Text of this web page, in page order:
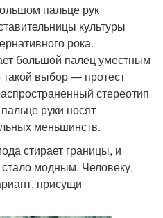
пальце рук
культуры
рока.
большой палец уместным
такой выбор — протест
стереотип
руки носят
меньшинств.
стирает границы, и
модным. Человеку,
присущи